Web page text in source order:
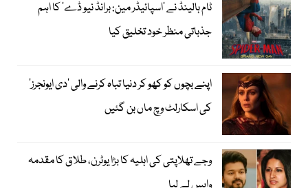
ٹام ہالینڈ نے ’اسپائیڈر مین: برانڈ نیو ڈے‘ کا اہم
جذباتی منظر خود تخلیق کیا
اپنے بچوں کو کھو کر دنیا تباہ کرنے والی ’دی ایونجرز‘
کی اسکارلٹ وچ ماں بن گئیں
وجے تھلاپتی کی اہلیہ کا بڑا یوٹرن، طلاق کا مقدمہ